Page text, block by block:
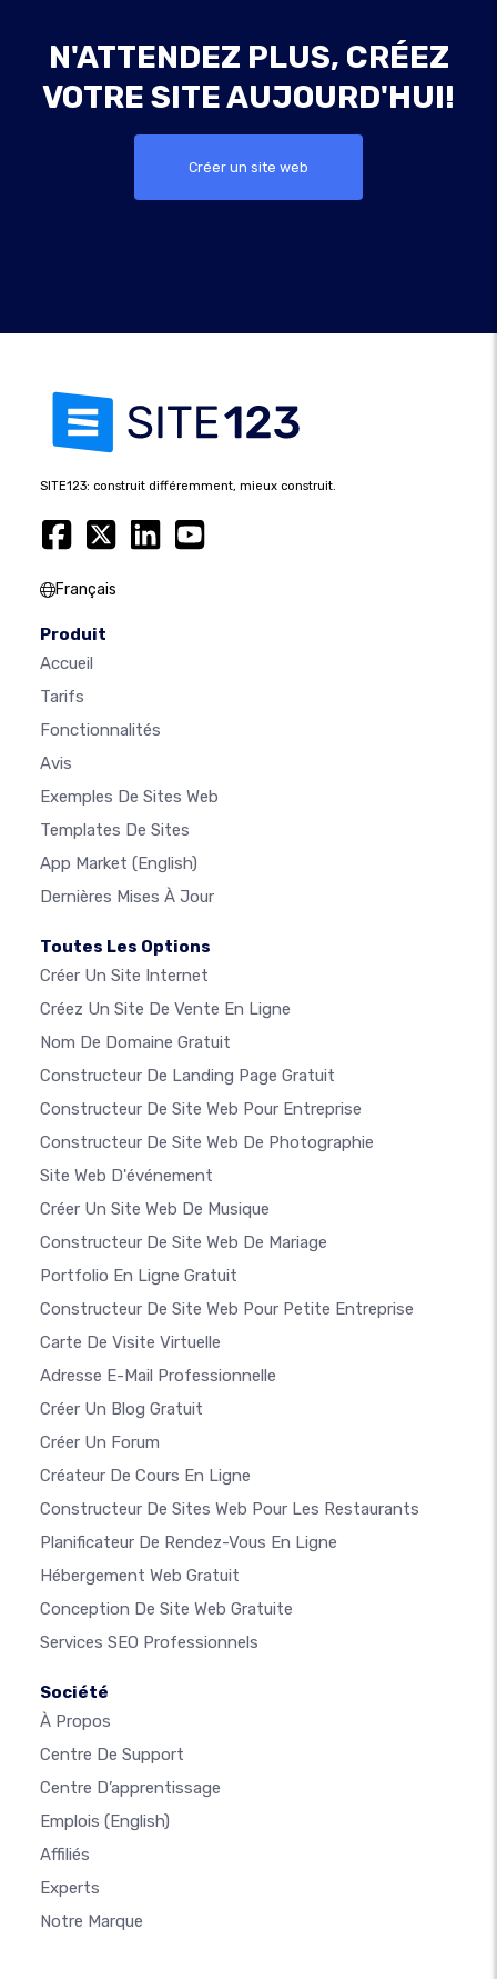
N'ATTENDEZ PLUS, CRÉEZ
VOTRE SITE AUJOURD'HUI!
Créer un site web
SITE123: construit différemment, mieux construit.
Français
Produit
Accueil
Tarifs
Fonctionnalités
Avis
Exemples De Sites Web
Templates De Sites
App Market (English)
Dernières Mises À Jour
Toutes Les Options
Créer Un Site Internet
Créez Un Site De Vente En Ligne
Nom De Domaine Gratuit
Constructeur De Landing Page Gratuit
Constructeur De Site Web Pour Entreprise
Constructeur De Site Web De Photographie
Site Web D'événement
Créer Un Site Web De Musique
Constructeur De Site Web De Mariage
Portfolio En Ligne Gratuit
Constructeur De Site Web Pour Petite Entreprise
Carte De Visite Virtuelle
Adresse E-Mail Professionnelle
Créer Un Blog Gratuit
Créer Un Forum
Créateur De Cours En Ligne
Constructeur De Sites Web Pour Les Restaurants
Planificateur De Rendez-Vous En Ligne
Hébergement Web Gratuit
Conception De Site Web Gratuite
Services SEO Professionnels
Société
À Propos
Centre De Support
Centre D’apprentissage
Emplois (English)
Affiliés
Experts
Notre Marque